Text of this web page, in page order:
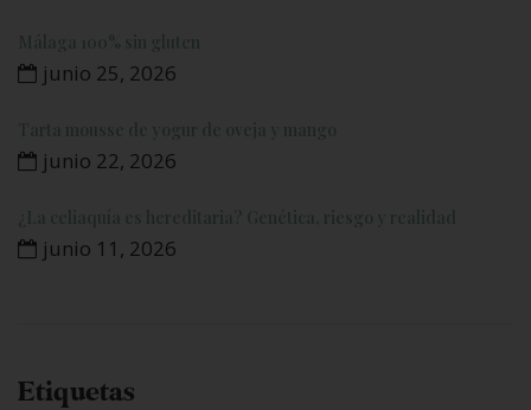
Málaga 100% sin gluten
junio 25, 2026
Tarta mousse de yogur de oveja y mango
junio 22, 2026
¿La celiaquía es hereditaria? Genética, riesgo y realidad
junio 11, 2026
Etiquetas